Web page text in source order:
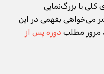
یا بزرگ‌نمایی
می‌خواهی بفهمی در این
مرور مطلب دوره پس از